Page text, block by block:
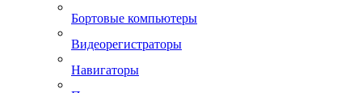
Бортовые компьютеры
Видеорегистраторы
Навигаторы